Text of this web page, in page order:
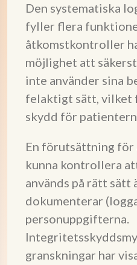
Den systematiska
fyller flera
åtkomstkontroller
möjlighet att
inte använder sina
felaktigt sätt, vilket
skydd för
En förutsättning för
kunna kontrollera
används på rätt sätt
dokumenterar
personuppgifterna.
granskningar har